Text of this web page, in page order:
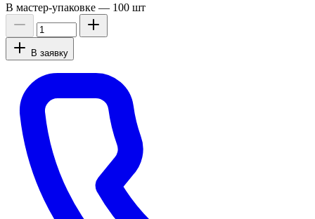
В мастер-упаковке — 100 шт
В заявку